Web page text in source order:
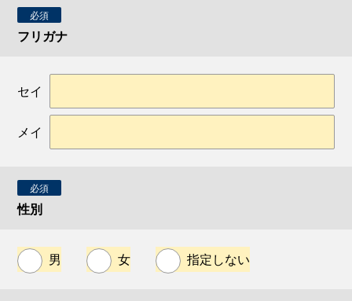
必須
フリガナ
セイ
メイ
必須
性別
男 女 指定しない